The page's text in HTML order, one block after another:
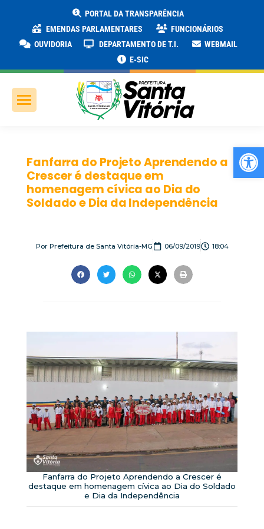
PORTAL DA TRANSPARÊNCIA
EMENDAS PARLAMENTARES
FUNCIONÁRIOS
OUVIDORIA
DEPARTAMENTO DE T.I.
WEBMAIL
E-SIC
Fanfarra do Projeto Aprendendo a
Crescer é destaque em
homenagem cívica ao Dia do
Soldado e Dia da Independência
PorPrefeitura de Santa Vitória-MG 06/09/2019 18:04
Fanfarra do Projeto Aprendendo a Crescer é
destaque em homenagem cívica ao Dia do Soldado
e Dia da Independência